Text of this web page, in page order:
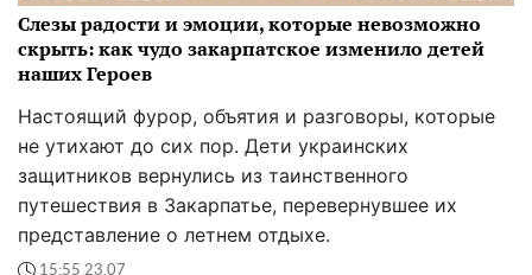
Слезы радости и эмоции, которые невозможно
скрыть: как чудо закарпатское изменило детей
наших Героев
Настоящий фурор, объятия и разговоры, которые
не утихают до сих пор. Дети украинских
защитников вернулись из таинственного
путешествия в Закарпатье, перевернувшее их
представление о летнем отдыхе.
15:55 23.07